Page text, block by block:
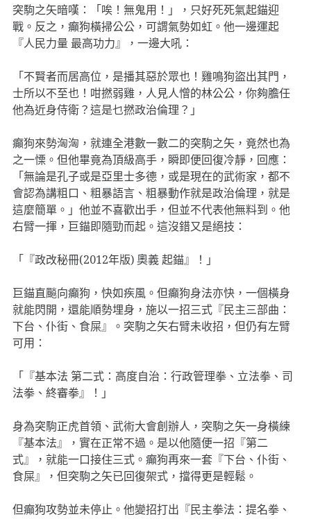
突駒之矢暗嘆：「唉！無鬼用！」，只好死死氣起錨迎
戰。反之，癲狗橫掃公公，可謂氣勢如虹。他一邊運起
『人民力量 最高功力』，一邊大吼：
「不賢者而居高位，是播其惡於眾也！雞鳴狗盜出其門，
士所以不至也！咁撚弱雞，人見人憎的林公公，你夠膽任
他為近身侍衛？這是乜撚政治倫理？」
癲狗來勢洶洶，就連全港數一數二的突駒之矢，竟然也為
之一慄。但他畢竟為頂級高手，瞬即便回復冷靜，回應：
「無論是孔子或是亞里士多德，或是現在的武術家，都不
會認為講粗口、粗暴語言、粗暴動作就是政治倫理，就是
這麼簡單。」他並不喜歡出手，但並不代表他無料到。他
右臂一揮，巨錨即隨勁而起。這沒錯又是絕技：
「『政改秘冊(2012年版) 奧義 起錨』！」
巨錨直飈向癲狗，快如疾風。但癲狗身法亦快，一個橫身
就能閃開，還能順勢埋身，施以一招三式『民主三部曲：
下台、仆街、食屎』。突駒之矢右臂未收招，但仍有左臂
可用：
「『基本法 第二式：高度自治：行政管理拳、立法拳、司
法拳、終審拳』！」
身為突駒正虎首領、武術大會創辦人，突駒之矢一身橫練
『基本法』，實在正常不過。是以他隨便一招『第二
式』，就能一口接住三式。癲狗再來一套『下台、仆街、
食屎』，但突駒之矢已回復架式，擋得更是輕鬆。
但癲狗攻勢並未停止。他變招打出『民主拳法：提名拳、